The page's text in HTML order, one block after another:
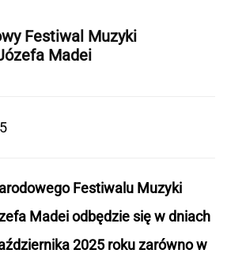
Festiwal Muzyki
Madei
Festiwalu Muzyki
Madei odbędzie się w dniach
2025 roku zarówno w